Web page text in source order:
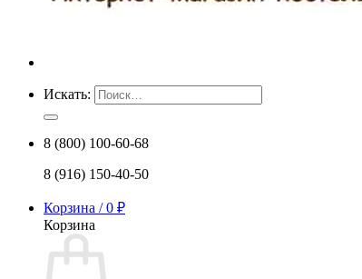
Искать:
8 (800) 100-60-68
8 (916) 150-40-50
Корзина /0 ₽
Корзина